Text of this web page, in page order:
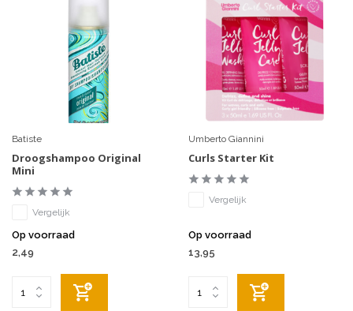
Batiste
Droogshampoo Original
Mini
Vergelijk
Op voorraad
2,49
Umberto Giannini
Curls Starter Kit
Vergelijk
Op voorraad
13,95